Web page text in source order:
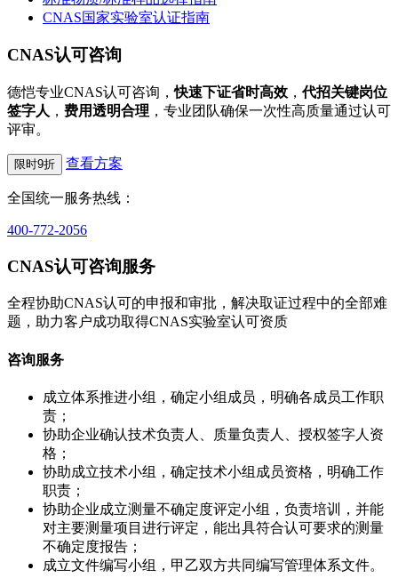
CNAS国家实验室认证指南
CNAS认可咨询
德恺专业CNAS认可咨询，快速下证省时高效 ，代招关键岗位
签字人 ， 费用透明合理 ，专业团队确保一次性高质量通过认可
评审。
限时9折 查看方案
全国统一服务热线：
400-772-2056
CNAS认可咨询服务
全程协助CNAS认可的申报和审批，解决取证过程中的全部难
题，助力客户成功取得CNAS实验室认可资质
咨询服务
成立体系推进小组，确定小组成员，明确各成员工作职
责；
协助企业确认技术负责人、质量负责人、授权签字人资
格；
协助成立技术小组，确定技术小组成员资格，明确工作
职责；
协助企业成立测量不确定度评定小组，负责培训，并能
对主要测量项目进行评定，能出具符合认可要求的测量
不确定度报告；
成立文件编写小组，甲乙双方共同编写管理体系文件。